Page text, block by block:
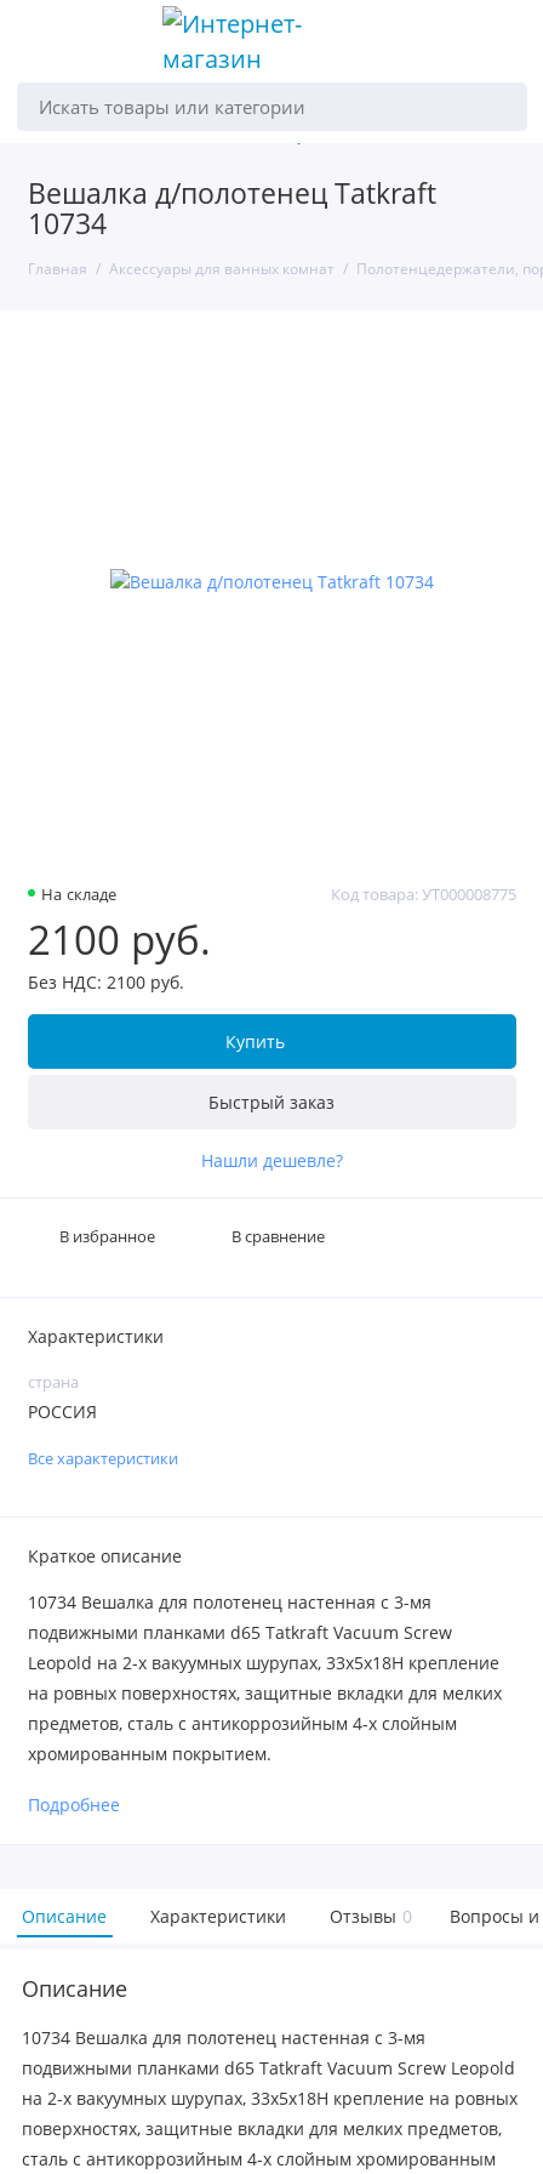
Искать товары или категории
Вешалка д/полотенец Tatkraft
10734
Главная Аксессуары для ванных комнат Полотенцедержатели,
На складе Код товара: УТ000008775
2100 руб.
Без НДС: 2100 руб.
Купить
Быстрый заказ
Нашли дешевле?
В избранное В сравнение
Характеристики
страна
РОССИЯ
Все характеристики
Краткое описание
10734 Вешалка для полотенец настенная с 3-мя
подвижными планками d65 Tatkraft Vacuum Screw
Leopold на 2-х вакуумных шурупах, 33х5х18Н крепление
на ровных поверхностях, защитные вкладки для мелких
предметов, сталь с антикоррозийным 4-х слойным
хромированным покрытием.
Подробнее
Описание Характеристики Отзывы 0 Вопросы и
Описание
10734 Вешалка для полотенец настенная с 3-мя
подвижными планками d65 Tatkraft Vacuum Screw Leopold
на 2-х вакуумных шурупах, 33х5х18Н крепление на ровных
поверхностях, защитные вкладки для мелких предметов,
сталь с антикоррозийным 4-х слойным хромированным